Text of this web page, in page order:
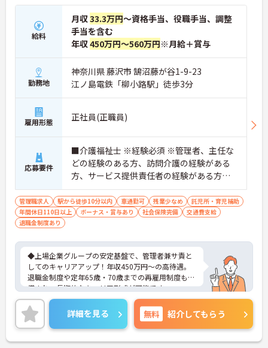
給料
月収33.3万円～資格手当、役職手当、調整
手当を含む
年収450万円～560万円※月給＋賞与
勤務地
神奈川県 藤沢市 鵠沼藤が谷1-9-23
江ノ島電鉄「柳小路駅」徒歩3分
雇用形態 正社員(正職員)
応募要件
■介護福祉士 ※経験必須 ※管理者、主任な
どの経験のある方、訪問介護の経験がある
方、サービス提供責任者の経験がある方歓
迎
管理職求人 駅から徒歩10分以内 車通勤可 残業少なめ
託児所・育児補助
年間休日110日以上
ボーナス・賞与あり 社会保険完備
交通費支給
退職金制度あり
◆上場企業グループの安定基盤で、管理者兼サ責と
してのキャリアアップ！年収450万円～の高待遇。
退職金制度や定年65歳・70歳までの再雇用制度も完
備され、長期的なキャリア形成が可能です。
◆残業月平均5時間程度・年間休日110日の環境で、
ワークライフバランスを保ちながら働ける！月8～9
日の安定した休日と夏期・冬期の特別休暇（各3
日）を確保。育児費補助制度も整備されており、マ
ネジメント職であっても心身にゆとりを持って業務
詳細を見る 無料 紹介してもらう